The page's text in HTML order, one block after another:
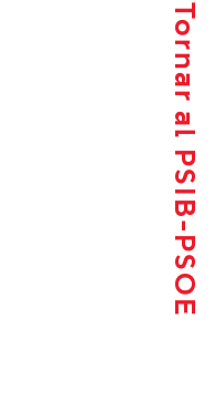
Tornar al PSIB-PSOE